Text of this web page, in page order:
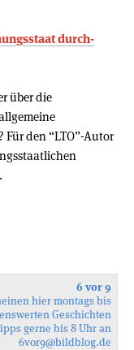
durch­
über die
den “LTO”-Autor
6 vor 9
hier montags bis
Geschichten
gerne bis 8 Uhr an
6vor9@bildblog.de